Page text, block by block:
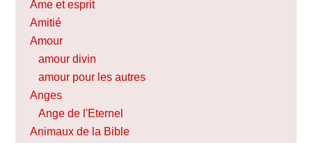
Ame et esprit
Amitié
Amour
amour divin
amour pour les autres
Anges
Ange de l'Eternel
Animaux de la Bible